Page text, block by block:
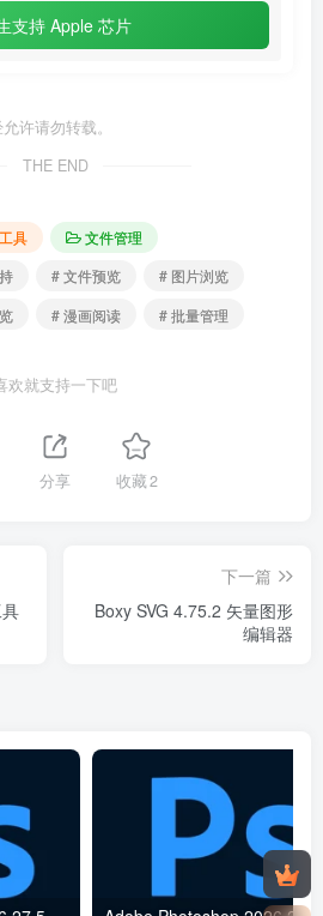
支持 Apple 芯片
许请勿转载。
THE END
具
文件管理
# 文件预览
# 图片浏览
# 漫画阅读 # 批量管理
欢就支持一下吧
分享 收藏2
下一篇
Boxy SVG 4.75.2 矢量图形
编辑器